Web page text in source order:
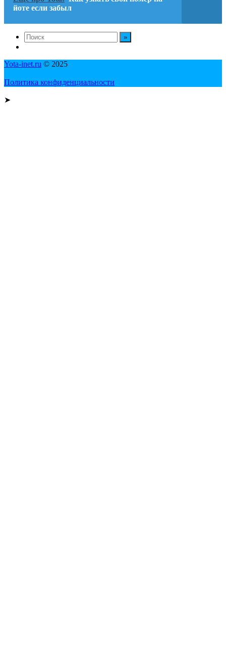
йоте если забыл
Yota-inet.ru © 2025
Политика конфиденциальности
➤